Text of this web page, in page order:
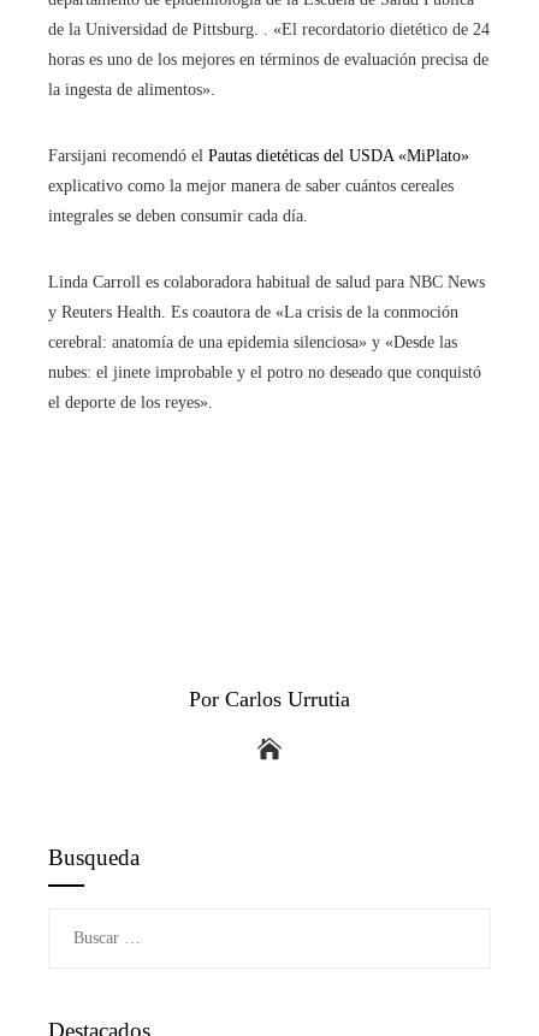
de la Universidad de Pittsburg. . «El recordatorio dietético de 24
horas es uno de los mejores en términos de evaluación precisa de
la ingesta de alimentos».
Farsijani recomendó el Pautas dietéticas del USDA «MiPlato»
explicativo como la mejor manera de saber cuántos cereales
integrales se deben consumir cada día.
Linda Carroll es colaboradora habitual de salud para NBC News
y Reuters Health. Es coautora de «La crisis de la conmoción
cerebral: anatomía de una epidemia silenciosa» y «Desde las
nubes: el jinete improbable y el potro no deseado que conquistó
el deporte de los reyes».
Por Carlos Urrutia
Busqueda
Destacados